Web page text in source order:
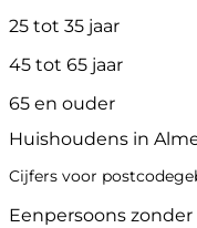
25 tot 35 jaar
45 tot 65 jaar
65 en ouder
Huishoudens in
Cijfers voor
Eenpersoons